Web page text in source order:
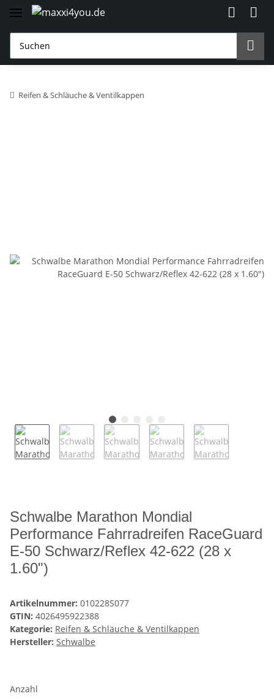
Reifen & Schläuche & Ventilkappen
Schwalbe Marathon Mondial
Performance Fahrradreifen RaceGuard
E-50 Schwarz/Reflex 42-622 (28 x
1.60")
Artikelnummer: 010228S077
GTIN: 4026495922388
Kategorie: Reifen & Schläuche & Ventilkappen
Hersteller: Schwalbe
Anzahl